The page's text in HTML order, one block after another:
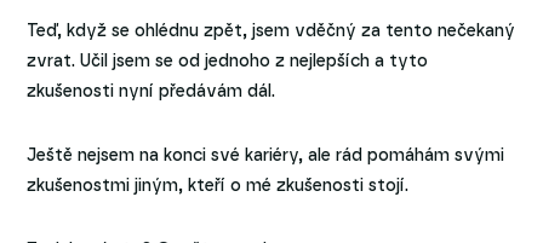
Teď, když se ohlédnu zpět, jsem vděčný za tento nečekaný
zvrat. Učil jsem se od jednoho z nejlepších a tyto
zkušenosti nyní předávám dál.
Ještě nejsem na konci své kariéry, ale rád pomáhám svými
zkušenostmi jiným, kteří o mé zkušenosti stojí.